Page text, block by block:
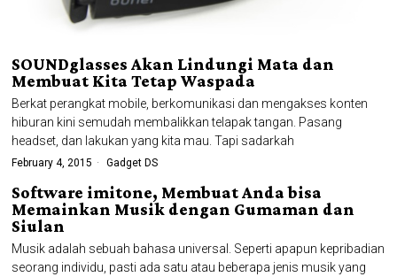
SOUNDglasses Akan Lindungi Mata dan
Membuat Kita Tetap Waspada
Berkat perangkat mobile, berkomunikasi dan mengakses konten
hiburan kini semudah membalikkan telapak tangan. Pasang
headset, dan lakukan yang kita mau. Tapi sadarkah
February 4, 2015 Gadget DS
Software imitone, Membuat Anda bisa
Memainkan Musik dengan Gumaman dan
Siulan
Musik adalah sebuah bahasa universal. Seperti apapun kepribadian
seorang individu, pasti ada satu atau beberapa jenis musik yang